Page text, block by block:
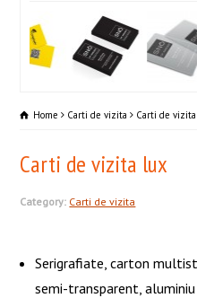
Home Carti de vizita Carti de
Carti de vizita lux
Category: Carti de vizita
Serigrafiate, carton
semi-transparent,